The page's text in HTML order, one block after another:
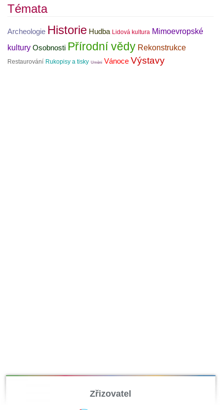
Témata
Archeologie Historie Hudba Lidová kultura Mimoevropské
kultury Osobnosti Přírodní vědy Rekonstrukce
Restaurování Rukopisy a tisky Umění Vánoce Výstavy
Zřizovatel